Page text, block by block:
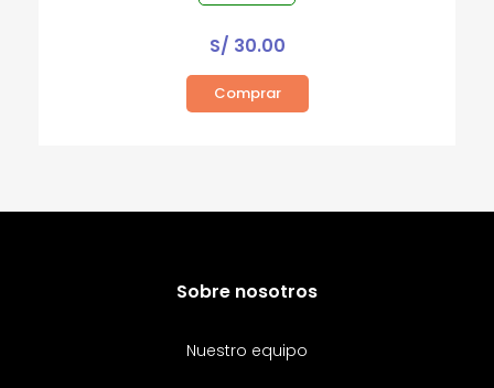
S/ 30.00
Comprar
Sobre nosotros
Nuestro equipo